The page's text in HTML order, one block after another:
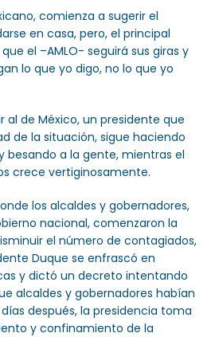
comienza a sugerir el
en casa, pero, el principal
el –AMLO- seguirá sus giras y
lo que yo digo, no lo que yo
al de México, un presidente que
de la situación, sigue haciendo
besando a la gente, mientras el
crece vertiginosamente.
los alcaldes y gobernadores,
nacional, comenzaron la
el número de contagiados,
Duque se enfrascó en
y dictó un decreto intentando
alcaldes y gobernadores habían
después, la presidencia toma
y confinamiento de la